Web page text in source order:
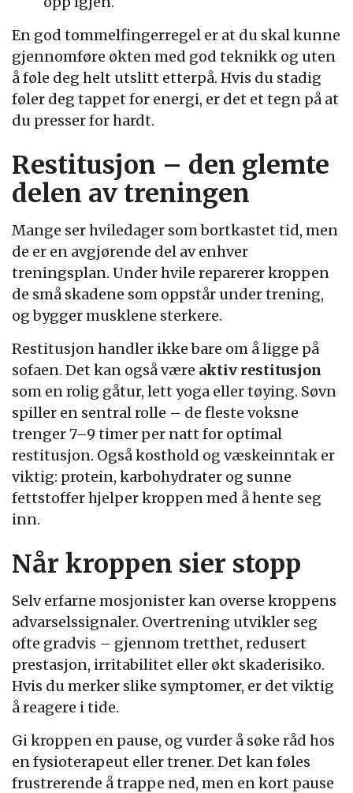
En god tommelfingerregel er at du skal kunne
gjennomføre økten med god teknikk og uten
å føle deg helt utslitt etterpå. Hvis du stadig
føler deg tappet for energi, er det et tegn på at
du presser for hardt.
Restitusjon – den glemte
delen av treningen
Mange ser hviledager som bortkastet tid, men
de er en avgjørende del av enhver
treningsplan. Under hvile reparerer kroppen
de små skadene som oppstår under trening,
og bygger musklene sterkere.
Restitusjon handler ikke bare om å ligge på
sofaen. Det kan også være aktiv restitusjon
som en rolig gåtur, lett yoga eller tøying. Søvn
spiller en sentral rolle – de fleste voksne
trenger 7–9 timer per natt for optimal
restitusjon. Også kosthold og væskeinntak er
viktig: protein, karbohydrater og sunne
fettstoffer hjelper kroppen med å hente seg
inn.
Når kroppen sier stopp
Selv erfarne mosjonister kan overse kroppens
advarselssignaler. Overtrening utvikler seg
ofte gradvis – gjennom tretthet, redusert
prestasjon, irritabilitet eller økt skaderisiko.
Hvis du merker slike symptomer, er det viktig
å reagere i tide.
Gi kroppen en pause, og vurder å søke råd hos
en fysioterapeut eller trener. Det kan føles
frustrerende å trappe ned, men en kort pause